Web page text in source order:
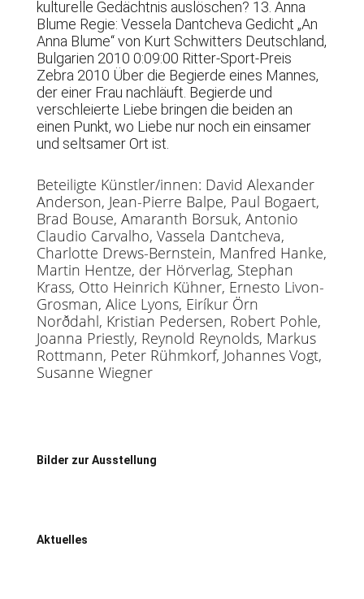
kulturelle Gedächtnis auslöschen? 13. Anna
Blume Regie: Vessela Dantcheva Gedicht „An
Anna Blume“ von Kurt Schwitters Deutschland,
Bulgarien 2010 0:09:00 Ritter-Sport-Preis
Zebra 2010 Über die Begierde eines Mannes,
der einer Frau nachläuft. Begierde und
verschleierte Liebe bringen die beiden an
einen Punkt, wo Liebe nur noch ein einsamer
und seltsamer Ort ist.
Beteiligte Künstler/innen: David Alexander
Anderson, Jean-Pierre Balpe, Paul Bogaert,
Brad Bouse, Amaranth Borsuk, Antonio
Claudio Carvalho, Vassela Dantcheva,
Charlotte Drews-Bernstein, Manfred Hanke,
Martin Hentze, der Hörverlag, Stephan
Krass, Otto Heinrich Kühner, Ernesto Livon-
Grosman, Alice Lyons, Eiríkur Örn
Norðdahl, Kristian Pedersen, Robert Pohle,
Joanna Priestly, Reynold Reynolds, Markus
Rottmann, Peter Rühmkorf, Johannes Vogt,
Susanne Wiegner
Bilder zur Ausstellung
Aktuelles